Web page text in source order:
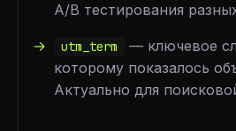
A/B тестирования
utm_term
— ключевое
которому показалось
Актуально для